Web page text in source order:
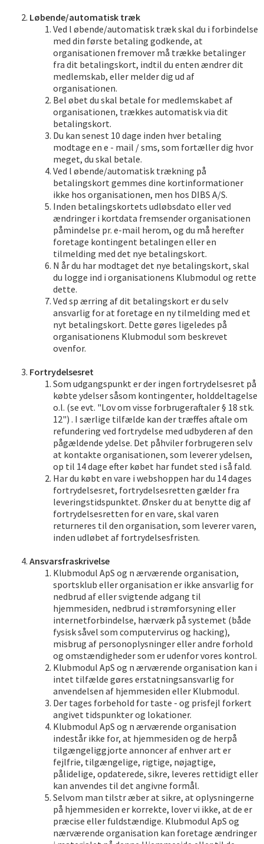
Løbende/automatisk træk
Ved l øbende/automatisk træk skal du i forbindelse
med din første betaling godkende, at
organisationen fremover må trække betalinger
fra dit betalingskort, indtil du enten ændrer dit
medlemskab, eller melder dig ud af
organisationen.
Bel øbet du skal betale for medlemskabet af
organisationen, trækkes automatisk via dit
betalingskort.
Du kan senest 10 dage inden hver betaling
modtage en e - mail / sms, som fortæller dig hvor
meget, du skal betale.
Ved l øbende/automatisk trækning på
betalingskort gemmes dine kortinformationer
ikke hos organisationen, men hos DIBS A/S.
Inden betalingskortets udløbsdato eller ved
ændringer i kortdata fremsender organisationen
påmindelse pr. e-mail herom, og du må herefter
foretage kontingent betalingen eller en
tilmelding med det nye betalingskort.
N år du har modtaget det nye betalingskort, skal
du logge ind i organisationens Klubmodul og rette
dette.
Ved sp ærring af dit betalingskort er du selv
ansvarlig for at foretage en ny tilmelding med et
nyt betalingskort. Dette gøres ligeledes på
organisationens Klubmodul som beskrevet
ovenfor.
Fortrydelsesret
Som udgangspunkt er der ingen fortrydelsesret på
købte ydelser såsom kontingenter, holddeltagelse
o.l. (se evt. "Lov om visse forbrugeraftaler § 18 stk.
12") . I særlige tilfælde kan der træffes aftale om
refundering ved fortrydelse med udbyderen af den
pågældende ydelse. Det påhviler forbrugeren selv
at kontakte organisationen, som leverer ydelsen,
op til 14 dage efter købet har fundet sted i så fald.
Har du købt en vare i webshoppen har du 14 dages
fortrydelsesret, fortrydelsesretten gælder fra
leveringstidspunktet. Ønsker du at benytte dig af
fortrydelsesretten for en vare, skal varen
returneres til den organisation, som leverer varen,
inden udløbet af fortrydelsesfristen.
Ansvarsfraskrivelse
Klubmodul ApS og n ærværende organisation,
sportsklub eller organisation er ikke ansvarlig for
nedbrud af eller svigtende adgang til
hjemmesiden, nedbrud i strømforsyning eller
internetforbindelse, hærværk på systemet (både
fysisk såvel som computervirus og hacking),
misbrug af personoplysninger eller andre forhold
og omstændigheder som er udenfor vores kontrol.
Klubmodul ApS og n ærværende organisation kan i
intet tilfælde gøres erstatningsansvarlig for
anvendelsen af hjemmesiden eller Klubmodul.
Der tages forbehold for taste - og prisfejl forkert
angivet tidspunkter og lokationer.
Klubmodul ApS og n ærværende organisation
indestår ikke for, at hjemmesiden og de herpå
tilgængeliggjorte annoncer af enhver art er
fejlfrie, tilgængelige, rigtige, nøjagtige,
pålidelige, opdaterede, sikre, leveres rettidigt eller
kan anvendes til det angivne formål.
Selvom man tilstr æber at sikre, at oplysningerne
på hjemmesiden er korrekte, lover vi ikke, at de er
præcise eller fuldstændige. Klubmodul ApS og
nærværende organisation kan foretage ændringer